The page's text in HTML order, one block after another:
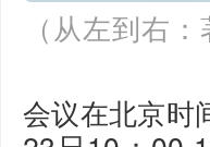
（从左到右
会议在北京时